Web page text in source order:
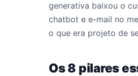
generativa baixou o
chatbot e e-mail no
o que era projeto de
Os 8 pilares